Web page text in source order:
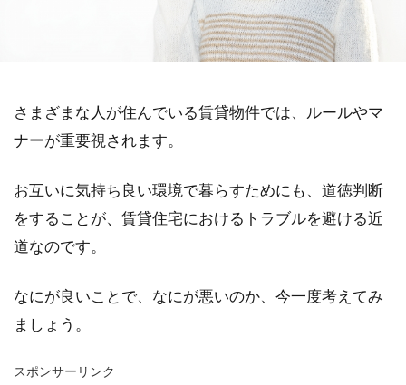
さまざまな人が住んでいる賃貸物件では、ルールやマ
ナーが重要視されます。
お互いに気持ち良い環境で暮らすためにも、道徳判断
をすることが、賃貸住宅におけるトラブルを避ける近
道なのです。
なにが良いことで、なにが悪いのか、今一度考えてみ
ましょう。
スポンサーリンク